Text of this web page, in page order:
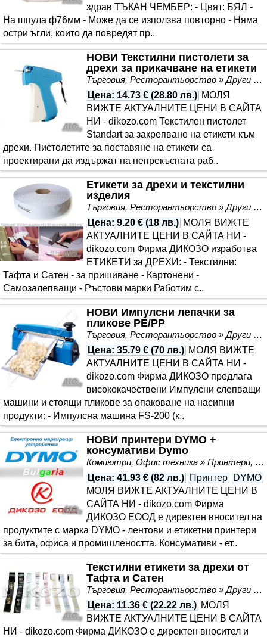
здрав ТЪКАН ЧЕМБЕР: - Цвят: БЯЛ -
На шпула ф76мм - Може да се използва повторно - Няма
остри ъгли, които да повредят пр..
НОВИ Текстилни пистолети за
дрехи за прикачване на етикети
Търговия, Ресторантьорство » Други
Цена: 14.73 € (28.80 лв.) МОЛЯ
ВИЖТЕ АКТУАЛНИТЕ ЦЕНИ В САЙТА
НИ - dikozo.com Текстилен пистолет
Standart за закрепване на етикети към
дрехи. Пистолетите за поставяне на етикети са
проектирани да издържат на непрекъсната раб..
Етикети за дрехи и текстилни
изделия
Търговия, Ресторантьорство » Други
Цена: 9.20 € (18 лв.) МОЛЯ ВИЖТЕ
АКТУАЛНИТЕ ЦЕНИ В САЙТА НИ -
dikozo.com Фирма ДИКОЗО изработва
ЕТИКЕТИ за ДРЕХИ: - Текстилни:
Тафта и Сатен - за пришиване - Картонени -
Самозалепващи - Ръстови марки Работим с..
НОВИ Импулсни лепачки за
пликове PE/PP
Търговия, Ресторантьорство » Други
Цена: 35.79 € (70 лв.) МОЛЯ ВИЖТЕ
АКТУАЛНИТЕ ЦЕНИ В САЙТА НИ -
dikozo.com Фирма ДИКОЗО предлага
висококачествени Импулсни слепващи
машини и стоящи пликове за опаковане на насипни
продукти: - Импулсна машина FS-200 (к..
НОВИ принтери DYMO +
консумативи Dymo
Компютри, Офис техника » Принтери, Скенери, Копири
Цена: 41.93 € (82 лв.) Принтер
DYMO
МОЛЯ ВИЖТЕ АКТУАЛНИТЕ ЦЕНИ В
САЙТА НИ - dikozo.com Фирма
ДИКОЗО ЕООД е директен вносител на
продуктите с марка DYMO - лентови и етикетни принтери
за бита, офиса и промишлеността. Консумативи - ет..
Текстилни етикети за дрехи от
Тафта и Сатен
Търговия, Ресторантьорство » Други
Цена: 11.36 € (22.22 лв.) МОЛЯ
ВИЖТЕ АКТУАЛНИТЕ ЦЕНИ В САЙТА
НИ - dikozo.com Фирма ДИКОЗО е директен вносител и